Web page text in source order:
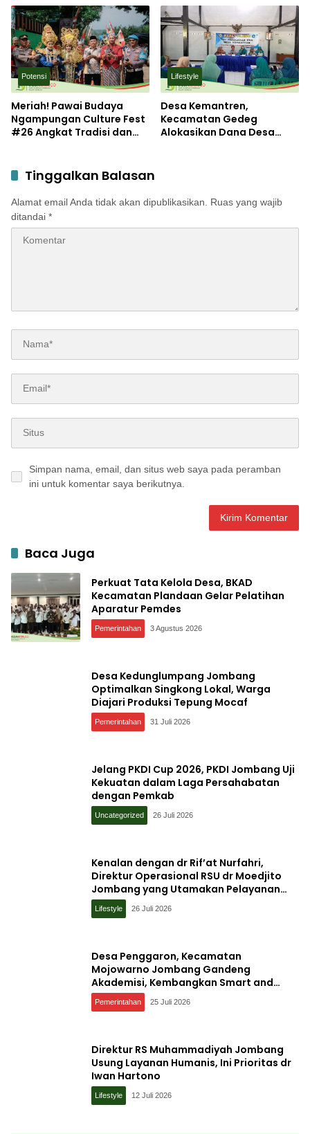
Mojokerto
Laboratorium Inovasi
Berkelanjutan
Potensi
Meriah! Pawai Budaya
Ngampungan Culture Fest
#26 Angkat Tradisi dan
Lifestyle
Desa Kemantren,
Kecamatan Gedeg
Alokasikan Dana Desa
Tinggalkan Balasan
Alamat email Anda tidak akan dipublikasikan.
Ruas yang wajib
ditandai *
Simpan nama, email, dan situs web saya pada peramban
ini untuk komentar saya berikutnya.
Baca Juga
Perkuat Tata Kelola Desa, BKAD
Kecamatan Plandaan Gelar Pelatihan
Aparatur Pemdes
Pemerintahan 3 Agustus 2026
Desa Kedunglumpang Jombang
Optimalkan Singkong Lokal, Warga
Diajari Produksi Tepung Mocaf
Pemerintahan 31 Juli 2026
Jelang PKDI Cup 2026, PKDI Jombang Uji
Kekuatan dalam Laga Persahabatan
dengan Pemkab
Uncategorized 26 Juli 2026
Kenalan dengan dr Rif’at Nurfahri,
Direktur Operasional RSU dr Moedjito
Jombang yang Utamakan Pelayanan
Ilmiah
Lifestyle 26 Juli 2026
Desa Penggaron, Kecamatan
Mojowarno Jombang Gandeng
Akademisi, Kembangkan Smart and
Sustainable Village, Ini Tujuannya
Pemerintahan 25 Juli 2026
Direktur RS Muhammadiyah Jombang
Usung Layanan Humanis, Ini Prioritas dr
Iwan Hartono
Lifestyle 12 Juli 2026